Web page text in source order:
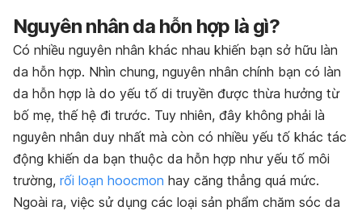
Nguyên nhân da hỗn hợp là gì?
Có nhiều nguyên nhân khác nhau khiến bạn sở hữu làn
da hỗn hợp. Nhìn chung, nguyên nhân chính bạn có làn
da hỗn hợp là do yếu tố di truyền được thừa hưởng từ
bố mẹ, thế hệ đi trước. Tuy nhiên, đây không phải là
nguyên nhân duy nhất mà còn có nhiều yếu tố khác tác
động khiến da bạn thuộc da hỗn hợp như yếu tố môi
trường, rối loạn hoocmon hay căng thẳng quá mức.
Ngoài ra, việc sử dụng các loại sản phẩm chăm sóc da